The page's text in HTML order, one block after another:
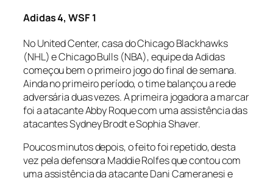
Adidas 4, WSF 1
No United Center, casa do Chicago Blackhawks
(NHL) e Chicago Bulls (NBA), equipe da Adidas
começou bem o primeiro jogo do final de semana.
Ainda no primeiro período, o time balançou a rede
adversária duas vezes. A primeira jogadora a marcar
foi a atacante Abby Roque com uma assistência das
atacantes Sydney Brodt e Sophia Shaver.
Poucos minutos depois, o feito foi repetido, desta
vez pela defensora Maddie Rolfes que contou com
uma assistência da atacante Dani Cameranesi e